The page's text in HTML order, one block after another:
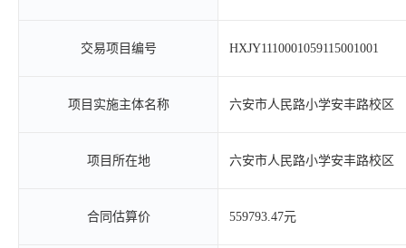
交易项目编号 HXJY1110001059115001001
项目实施主体名称 六安市人民路小学安丰路校区
项目所在地 六安市人民路小学安丰路校区
合同估算价 559793.47元